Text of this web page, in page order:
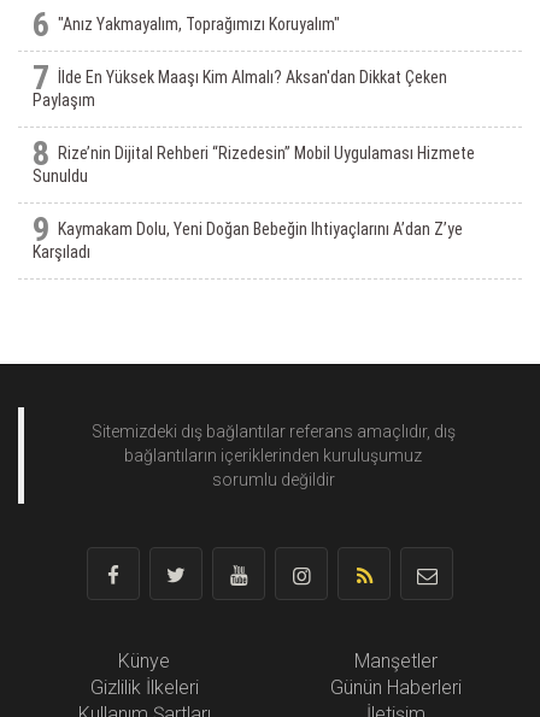
6 "Anız Yakmayalım, Toprağımızı Koruyalım"
7
İlde En Yüksek Maaşı Kim Almalı? Aksan'dan Dikkat Çeken
Paylaşım
8
Rize’nin Dijital Rehberi “Rizedesin” Mobil Uygulaması Hizmete
Sunuldu
9
Kaymakam Dolu, Yeni Doğan Bebeğin Ihtiyaçlarını A’dan Z’ye
Karşıladı
Sitemizdeki dış bağlantılar referans amaçlıdır, dış
bağlantıların içeriklerinden kuruluşumuz
sorumlu değildir
Künye
Gizlilik İlkeleri
Manşetler
Günün Haberleri